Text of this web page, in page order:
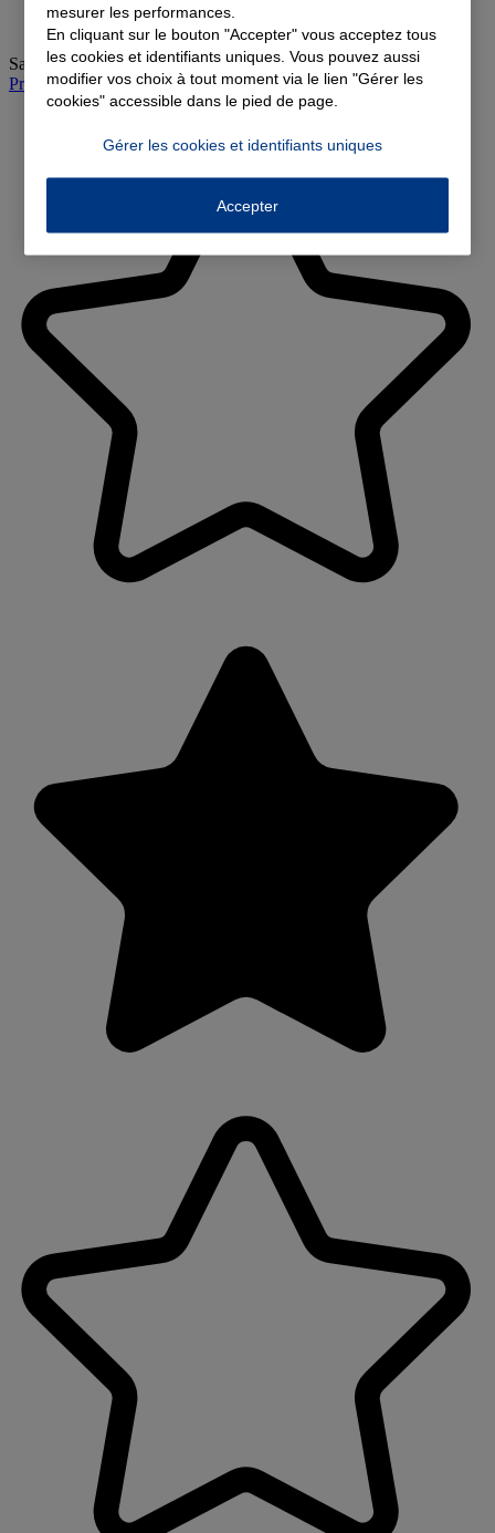
Samedi: 09:00-12:00
Prendre rendez-vous à l'agence
mesurer les performances.
En cliquant sur le bouton "Accepter" vous acceptez tous
les cookies et identifiants uniques. Vous pouvez aussi
modifier vos choix à tout moment via le lien "Gérer les
cookies" accessible dans le pied de page.
Gérer les cookies et identifiants uniques
Accepter